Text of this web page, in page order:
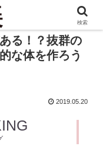
る！？抜群の
な体を作ろう
2019.05.20
検索